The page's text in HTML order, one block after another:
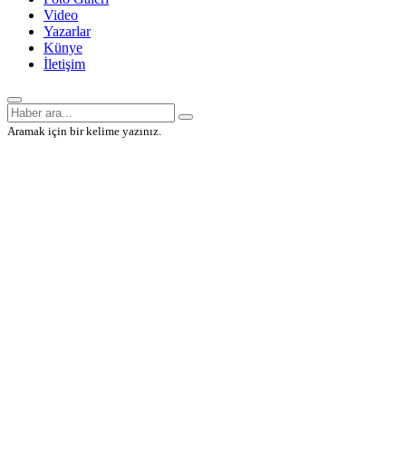
Video
Yazarlar
Künye
İletişim
Aramak için bir kelime yazınız.